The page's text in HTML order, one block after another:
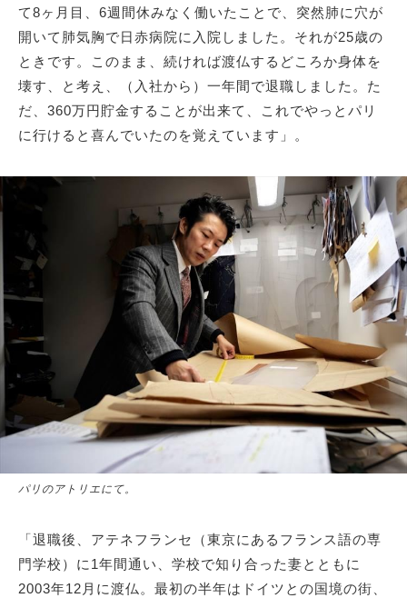
て8ヶ月目、6週間休みなく働いたことで、突然肺に穴が
開いて肺気胸で日赤病院に入院しました。それが25歳の
ときです。このまま、続ければ渡仏するどころか身体を
壊す、と考え、（入社から）一年間で退職しました。た
だ、360万円貯金することが出来て、これでやっとパリ
に行けると喜んでいたのを覚えています」。
パリのアトリエにて。
「退職後、アテネフランセ（東京にあるフランス語の専
門学校）に1年間通い、学校で知り合った妻とともに
2003年12月に渡仏。最初の半年はドイツとの国境の街、